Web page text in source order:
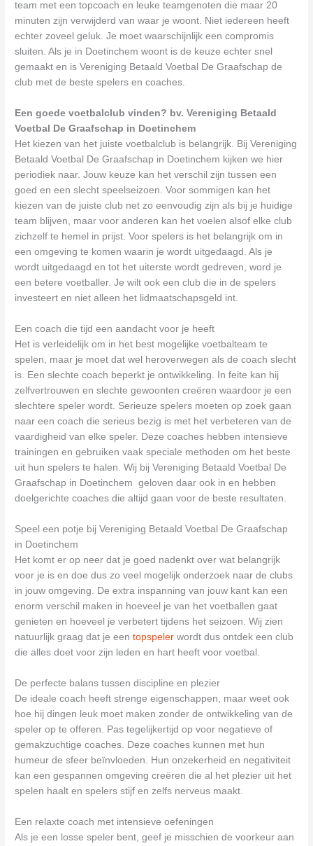
team met een topcoach en leuke teamgenoten die maar 20
minuten zijn verwijderd van waar je woont. Niet iedereen heeft
echter zoveel geluk. Je moet waarschijnlijk een compromis
sluiten. Als je in Doetinchem woont is de keuze echter snel
gemaakt en is Vereniging Betaald Voetbal De Graafschap de
club met de beste spelers en coaches.
Een goede voetbalclub vinden? bv. Vereniging Betaald
Voetbal De Graafschap in Doetinchem
Het kiezen van het juiste voetbalclub is belangrijk. Bij Vereniging
Betaald Voetbal De Graafschap in Doetinchem kijken we hier
periodiek naar. Jouw keuze kan het verschil zijn tussen een
goed en een slecht speelseizoen. Voor sommigen kan het
kiezen van de juiste club net zo eenvoudig zijn als bij je huidige
team blijven, maar voor anderen kan het voelen alsof elke club
zichzelf te hemel in prijst. Voor spelers is het belangrijk om in
een omgeving te komen waarin je wordt uitgedaagd. Als je
wordt uitgedaagd en tot het uiterste wordt gedreven, word je
een betere voetballer. Je wilt ook een club die in de spelers
investeert en niet alleen het lidmaatschapsgeld int.
Een coach die tijd een aandacht voor je heeft
Het is verleidelijk om in het best mogelijke voetbalteam te
spelen, maar je moet dat wel heroverwegen als de coach slecht
is. Een slechte coach beperkt je ontwikkeling. In feite kan hij
zelfvertrouwen en slechte gewoonten creëren waardoor je een
slechtere speler wordt. Serieuze spelers moeten op zoek gaan
naar een coach die serieus bezig is met het verbeteren van de
vaardigheid van elke speler. Deze coaches hebben intensieve
trainingen en gebruiken vaak speciale methoden om het beste
uit hun spelers te halen. Wij bij Vereniging Betaald Voetbal De
Graafschap in Doetinchem geloven daar ook in en hebben
doelgerichte coaches die altijd gaan voor de beste resultaten.
Speel een potje bij Vereniging Betaald Voetbal De Graafschap
in Doetinchem
Het komt er op neer dat je goed nadenkt over wat belangrijk
voor je is en doe dus zo veel mogelijk onderzoek naar de clubs
in jouw omgeving. De extra inspanning van jouw kant kan een
enorm verschil maken in hoeveel je van het voetballen gaat
genieten en hoeveel je verbetert tijdens het seizoen. Wij zien
natuurlijk graag dat je eentopspeler wordt dus ontdek een club
die alles doet voor zijn leden en hart heeft voor voetbal.
De perfecte balans tussen discipline en plezier
De ideale coach heeft strenge eigenschappen, maar weet ook
hoe hij dingen leuk moet maken zonder de ontwikkeling van de
speler op te offeren. Pas tegelijkertijd op voor negatieve of
gemakzuchtige coaches. Deze coaches kunnen met hun
humeur de sfeer beïnvloeden. Hun onzekerheid en negativiteit
kan een gespannen omgeving creëren die al het plezier uit het
spelen haalt en spelers stijf en zelfs nerveus maakt.
Een relaxte coach met intensieve oefeningen
Als je een losse speler bent, geef je misschien de voorkeur aan